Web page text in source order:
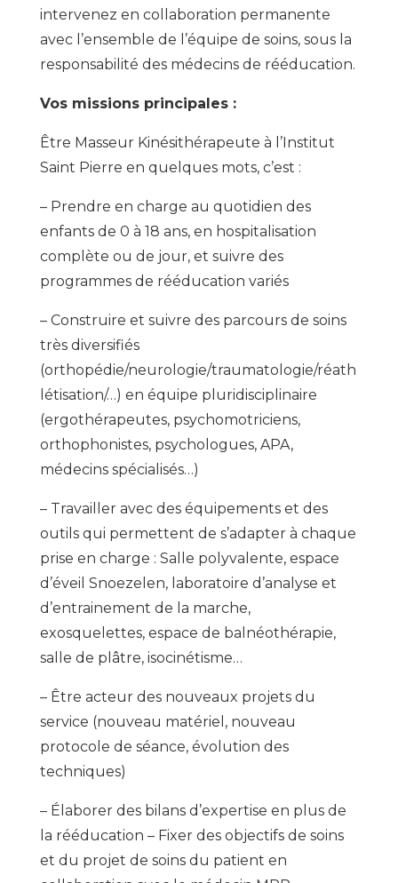
intervenez en collaboration permanente
avec l’ensemble de l’équipe de soins, sous la
responsabilité des médecins de rééducation.
Vos missions principales :
Être Masseur Kinésithérapeute à l’Institut
Saint Pierre en quelques mots, c’est :
– Prendre en charge au quotidien des
enfants de 0 à 18 ans, en hospitalisation
complète ou de jour, et suivre des
programmes de rééducation variés
– Construire et suivre des parcours de soins
très diversifiés
(orthopédie/neurologie/traumatologie/réath
létisation/…) en équipe pluridisciplinaire
(ergothérapeutes, psychomotriciens,
orthophonistes, psychologues, APA,
médecins spécialisés…)
– Travailler avec des équipements et des
outils qui permettent de s’adapter à chaque
prise en charge : Salle polyvalente, espace
d’éveil Snoezelen, laboratoire d’analyse et
d’entrainement de la marche,
exosquelettes, espace de balnéothérapie,
salle de plâtre, isocinétisme…
– Être acteur des nouveaux projets du
service (nouveau matériel, nouveau
protocole de séance, évolution des
techniques)
– Élaborer des bilans d’expertise en plus de
la rééducation – Fixer des objectifs de soins
et du projet de soins du patient en